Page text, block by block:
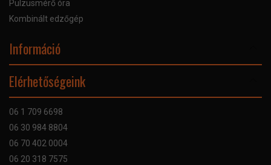
Pulzusmérő óra
Kombinált edzőgép
Információ
Bankkártyás fizetés
Elérhetőségeink
06 1 709 6698
06 30 984 8804
06 70 402 0004
06 20 318 7575